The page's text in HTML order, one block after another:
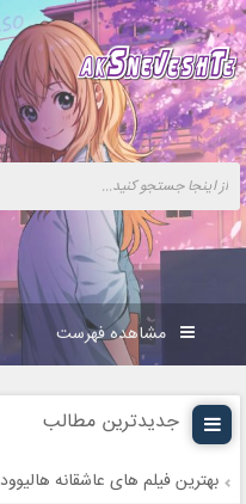
مشاهده فهرست
جدیدترین مطالب
بهترین فیلم های عاشقانه هالیوود